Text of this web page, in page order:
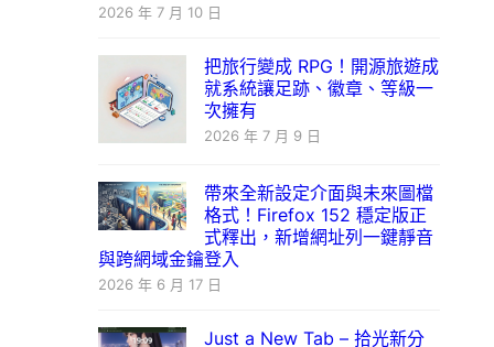
2026 年 7 月 10 日
把旅行變成 RPG！開源旅遊成
就系統讓足跡、徽章、等級一
次擁有
2026 年 7 月 9 日
帶來全新設定介面與未來圖檔
格式！Firefox 152 穩定版正
式釋出，新增網址列一鍵靜音
與跨網域金鑰登入
2026 年 6 月 17 日
Just a New Tab – 拾光新分